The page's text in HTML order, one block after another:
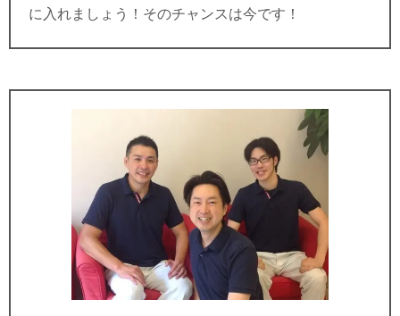
に入れましょう！そのチャンスは今です！